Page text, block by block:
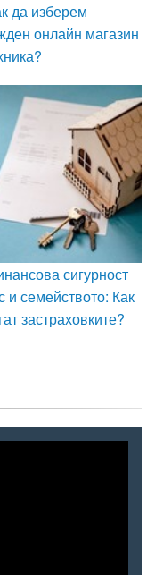
да изберем
онлайн магазин
сигурност
и семейството: Как
застраховките?